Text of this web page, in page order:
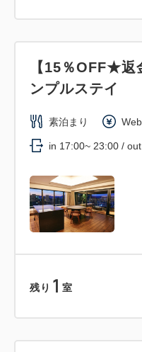
【15％OFF★返
ンプルステイ
素泊まり
in 17:00~ 23:00 /
残り 1 室